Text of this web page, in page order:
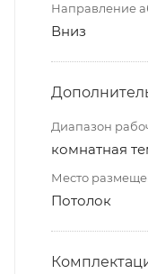
Направление
Вниз
Диапазон
комнатная
Место
Потолок